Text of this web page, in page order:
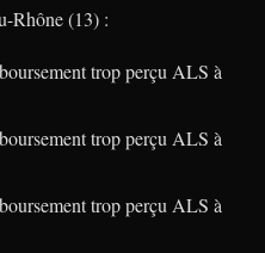
Rhône (13) :
trop perçu ALS à
trop perçu ALS à
trop perçu ALS à